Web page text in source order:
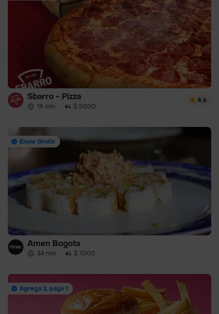
Sbarro - Pizza
19 min · $ 5000
4.6
Envío Gratis
Amen Bogota
34 min · $ 7000
Agrega 2, paga 1